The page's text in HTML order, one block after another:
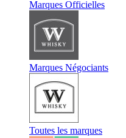
Marques Officielles
Marques Négociants
Toutes les marques